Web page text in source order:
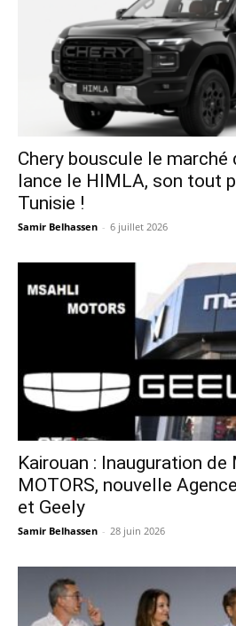
Chery bouscule le
lance le HIMLA, son tout
Tunisie !
Samir Belhassen - 6 juillet 2026
Kairouan : Inauguration de
MOTORS, nouvelle
et Geely
Samir Belhassen - 28 juin 2026